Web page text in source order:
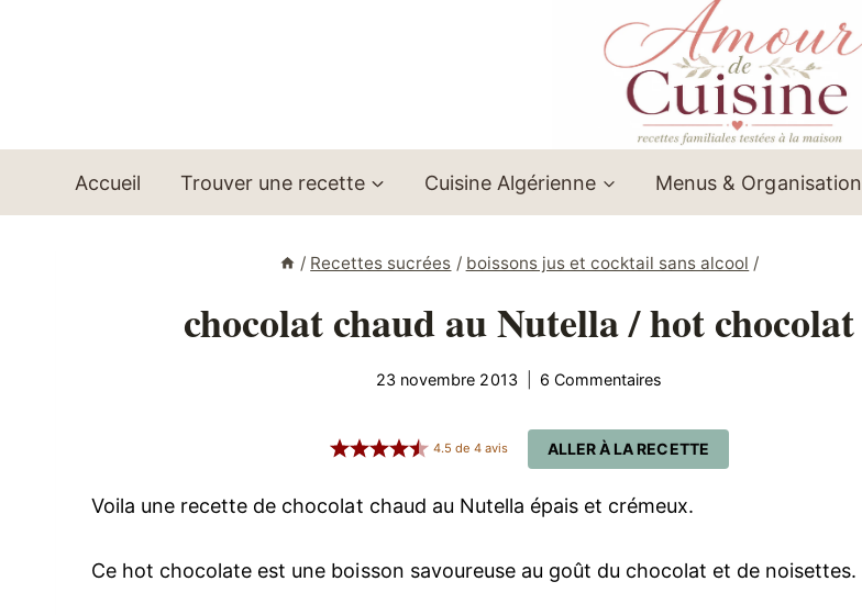
Accueil Trouver une recette Cuisine Algérienne Menus & Organisation
/ Recettes sucrées / boissons jus et cocktail sans alcool /
chocolat chaud au Nutella / hot chocolat
23 novembre 2013 6 Commentaires
ALLER À LA RECETTE
4.5 de4 avis
Voila une recette de chocolat chaud au Nutella épais et crémeux.
Ce hot chocolate est une boisson savoureuse au goût du chocolat et de noisettes.